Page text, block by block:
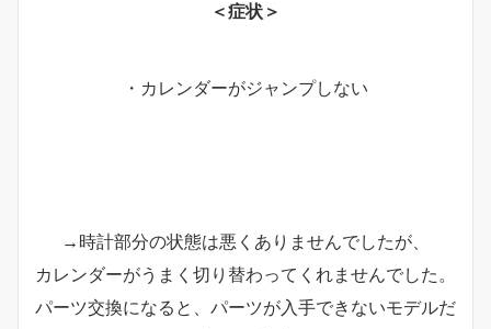
＜症状＞
・カレンダーがジャンプしない
→時計部分の状態は悪くありませんでしたが、
カレンダーがうまく切り替わってくれませんでした。
パーツ交換になると、パーツが入手できないモデルだ